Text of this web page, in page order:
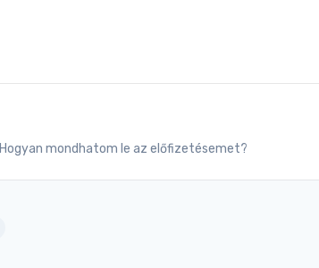
Hogyan mondhatom le az előfizetésemet?